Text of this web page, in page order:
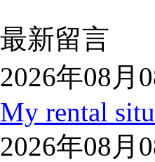
最新留言
2026年08月
My rental
2026年08月